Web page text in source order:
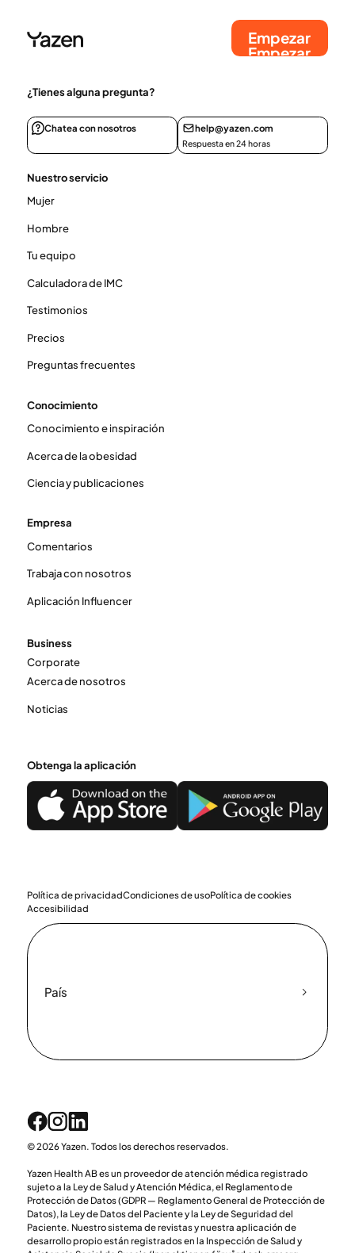
Empezar
Empezar
¿Tienes alguna pregunta?
Chatea con nosotros help@yazen.com
Respuesta en 24 horas
Nuestro servicio
Mujer
Hombre
Tu equipo
Calculadora de IMC
Testimonios
Precios
Preguntas frecuentes
Conocimiento
Conocimiento e inspiración
Acerca de la obesidad
Ciencia y publicaciones
Empresa
Comentarios
Trabaja con nosotros
Aplicación Influencer
Business
Corporate
Acerca de nosotros
Noticias
Obtenga la aplicación
Política de privacidadCondiciones de usoPolítica de cookies
Accesibilidad
País
© 2026 Yazen. Todos los derechos reservados.
Yazen Health AB es un proveedor de atención médica registrado
sujeto a la Ley de Salud y Atención Médica, el Reglamento de
Protección de Datos (GDPR — Reglamento General de Protección de
Datos), la Ley de Datos del Paciente y la Ley de Seguridad del
Paciente. Nuestro sistema de revistas y nuestra aplicación de
desarrollo propio están registrados en la Inspección de Salud y